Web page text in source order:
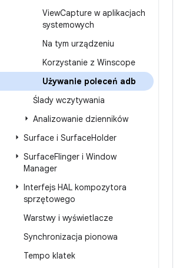
ViewCapture w aplikacjach
systemowych
Na tym urządzeniu
Korzystanie z Winscope
Używanie poleceń adb
Ślady wczytywania
Analizowanie dzienników
Surface i SurfaceHolder
SurfaceFlinger i Window
Manager
Interfejs HAL kompozytora
sprzętowego
Warstwy i wyświetlacze
Synchronizacja pionowa
Tempo klatek